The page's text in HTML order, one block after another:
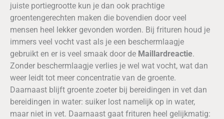
juiste portiegrootte kun je dan ook prachtige
groentengerechten maken die bovendien door veel
mensen heel lekker gevonden worden. Bij frituren houd je
immers veel vocht vast als je een beschermlaagje
gebruikt en er is veel smaak door de Maillardreactie.
Zonder beschermlaagje verlies je wel wat vocht, wat dan
weer leidt tot meer concentratie van de groente.
Daarnaast blijft groente zoeter bij bereidingen in vet dan
bereidingen in water: suiker lost namelijk op in water,
maar niet in vet. Daarnaast gaat frituren heel gelijkmatig: